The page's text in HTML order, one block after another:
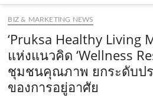
o
o
k
.
c
b
e
.
c
o
m
e
g
r
a
m
.
k
c
o
BIZ & MARKETING NEWS
‘Pruksa Healthy Living
แห่งแนวคิด ‘Wellness
ชุมชนคุณภาพ ยกระดับป
ของการอยู่อาศัย